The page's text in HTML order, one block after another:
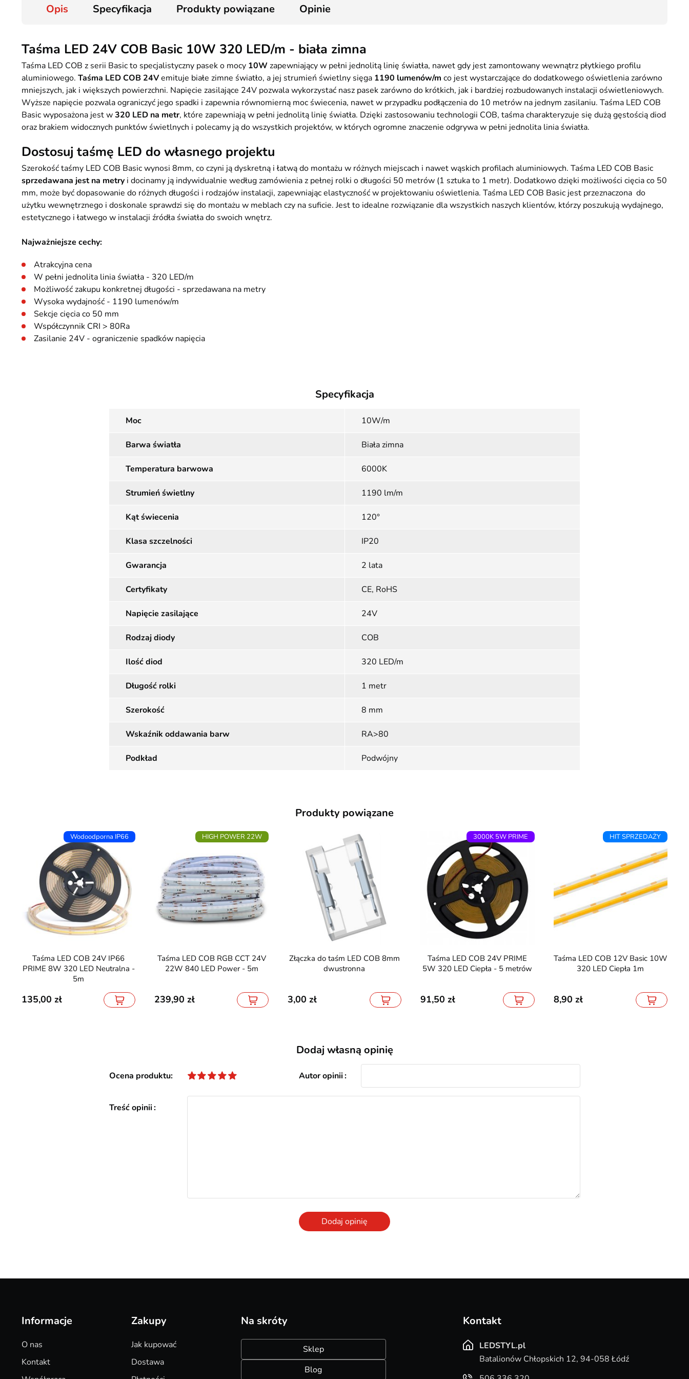
Opis Specyfikacja Produkty powiązane Opinie
Taśma LED 24V COB Basic 10W 320 LED/m - biała zimna
Taśma LED COB z serii Basic to specjalistyczny pasek o mocy 10Wzapewniający w pełni jednolitą linię światła, nawet gdy jest zamontowany wewnątrz płytkiego profilu
aluminiowego. Taśma LED COB 24Vemituje białe zimne światło, a jej strumień świetlny sięga 1190 lumenów/m co jest wystarczające do dodatkowego oświetlenia zarówno
mniejszych, jak i większych powierzchni. Napięcie zasilające 24V pozwala wykorzystać nasz pasek zarówno do krótkich, jak i bardziej rozbudowanych instalacji oświetleniowych.
Wyższe napięcie pozwala ograniczyć jego spadki i zapewnia równomierną moc świecenia, nawet w przypadku podłączenia do 10 metrów na jednym zasilaniu. Taśma LED COB
Basic wyposażona jest w320 LED na metr, które zapewniają w pełni jednolitą linię światła. Dzięki zastosowaniu technologii COB, taśma charakteryzuje się dużą gęstością diod
oraz brakiem widocznych punktów świetlnych i polecamy ją do wszystkich projektów, w których ogromne znaczenie odgrywa w pełni jednolita linia światła.
Dostosuj taśmę LED do własnego projektu
Szerokość taśmy LED COB Basic wynosi 8mm, co czyni ją dyskretną i łatwą do montażu w różnych miejscach i nawet wąskich profilach aluminiowych. Taśma LED COB Basic
sprzedawana jest na metry i docinamy ją indywidualnie według zamówienia z pełnej rolki o długości 50 metrów (1 sztuka to 1 metr). Dodatkowo dzięki możliwości cięcia co 50
mm, może być dopasowanie do różnych długości i rodzajów instalacji, zapewniając elastyczność w projektowaniu oświetlenia. Taśma LED COB Basic jest przeznaczona do
użytku wewnętrznego i doskonale sprawdzi się do montażu w meblach czy na suficie. Jest to idealne rozwiązanie dla wszystkich naszych klientów, którzy poszukują wydajnego,
estetycznego i łatwego w instalacji źródła światła do swoich wnętrz.
Najważniejsze cechy:
Atrakcyjna cena
W pełni jednolita linia światła - 320 LED/m
Możliwość zakupu konkretnej długości - sprzedawana na metry
Wysoka wydajność - 1190 lumenów/m
Sekcje cięcia co 50 mm
Współczynnik CRI > 80Ra
Zasilanie 24V - ograniczenie spadków napięcia
Specyfikacja
Moc 10W/m
Barwa światła Biała zimna
Temperatura barwowa 6000K
Strumień świetlny 1190 lm/m
Kąt świecenia 120°
Klasa szczelności IP20
Gwarancja 2 lata
Certyfikaty CE, RoHS
Napięcie zasilające 24V
Rodzaj diody COB
Ilość diod 320 LED/m
Długość rolki 1 metr
Szerokość 8 mm
Wskaźnik oddawania barw RA>80
Podkład Podwójny
Produkty powiązane
Wodoodporna IP66
Taśma LED COB 24V IP66
PRIME 8W 320 LED Neutralna -
5m
135,00
HIGH POWER 22W
Taśma LED COB RGB CCT 24V
22W 840 LED Power - 5m
239,90
Złączka do taśm LED COB 8mm
dwustronna
3,00
3000K 5W PRIME
Taśma LED COB 24V PRIME
5W 320 LED Ciepła - 5 metrów
91,50
HIT SPRZEDAŻY
Taśma LED COB 12V Basic 10W
320 LED Ciepła 1m
8,90
Dodaj własną opinię
Ocena produktu Autor opinii
Treść opinii
Dodaj opinię
Informacje
O nas
Kontakt
Zakupy
Jak kupować
Dostawa
Na skróty
Sklep
Blog
Kontakt
LEDSTYL.pl
Batalionów Chłopskich 12, 94-058 Łódź